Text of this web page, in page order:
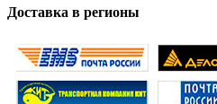
Доставка в регионы